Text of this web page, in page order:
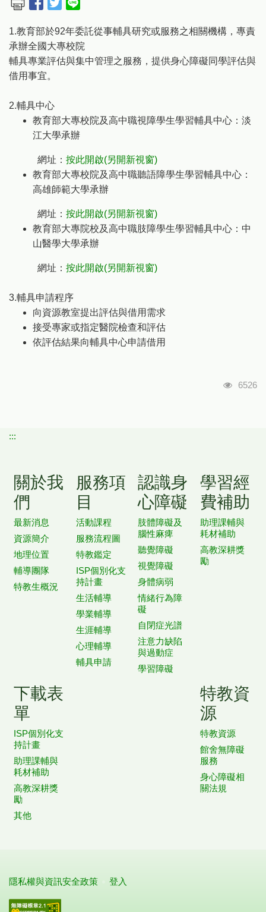
1.教育部於92年委託從事輔具研究或服務之相關機構，專責
承辦全國大專校院
輔具專業評估與集中管理之服務，提供身心障礙同學評估與
借用事宜。
2.輔具中心
教育部大專校院及高中職視障學生學習輔具中心：淡
江大學承辦
網址： 按此開啟(另開新視窗)
教育部大專校院及高中職聽語障學生學習輔具中心：
高雄師範大學承辦
網址： 按此開啟(另開新視窗)
教育部大專院校及高中職肢障學生學習輔具中心：中
山醫學大學承辦
網址： 按此開啟(另開新視窗)
3.輔具申請程序
向資源教室提出評估與借用需求
接受專家或指定醫院檢查和評估
依評估結果向輔具中心申請借用
瀏覽人
6526
:::
關於我
們
最新消息
資源簡介
地理位置
輔導團隊
特教生概況
服務項
目
活動課程
服務流程圖
特教鑑定
ISP個別化支
持計畫
生活輔導
學業輔導
生涯輔導
心理輔導
輔具申請
認識身
心障礙
肢體障礙及
腦性麻痺
聽覺障礙
視覺障礙
身體病弱
情緒行為障
礙
自閉症光譜
注意力缺陷
與過動症
學習障礙
學習經
費補助
助理課輔與
耗材補助
高教深耕獎
勵
下載表
單
ISP個別化支
持計畫
助理課輔與
耗材補助
高教深耕獎
勵
其他
特教資
源
特教資源
館舍無障礙
服務
身心障礙相
關法規
隱私權與資訊安全政策 登入